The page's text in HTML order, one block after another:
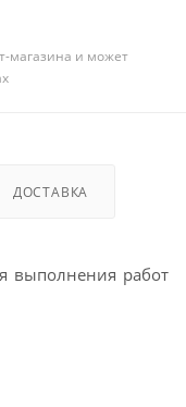
магазина и может
ДОСТАВКА
выполнения работ